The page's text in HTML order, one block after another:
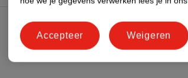
Weigeren
Accepteer